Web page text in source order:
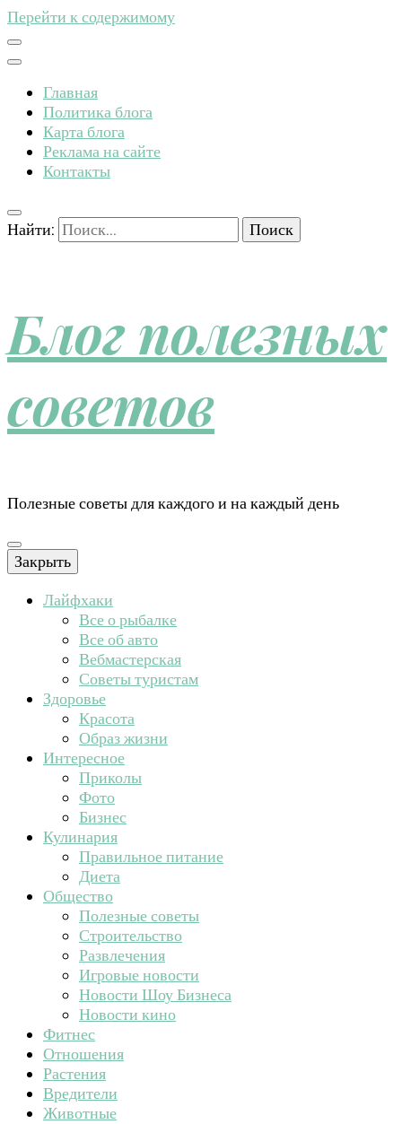
Перейти к содержимому
Главная
Политика блога
Карта блога
Реклама на сайте
Контакты
Найти:
Блог полезных
советов
Полезные советы для каждого и на каждый день
Закрыть
Лайфхаки
Все о рыбалке
Все об авто
Вебмастерская
Советы туристам
Здоровье
Красота
Образ жизни
Интересное
Приколы
Фото
Бизнес
Кулинария
Правильное питание
Диета
Общество
Полезные советы
Строительство
Развлечения
Игровые новости
Новости Шоу Бизнеса
Новости кино
Фитнес
Отношения
Растения
Вредители
Животные